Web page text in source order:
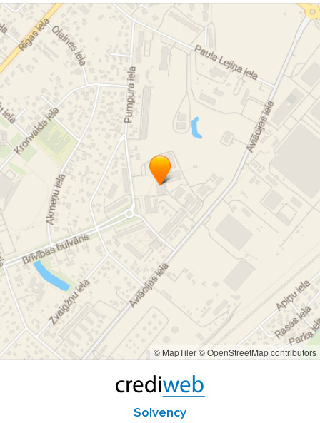
© MapTiler© OpenStreetMap contributors
Solvency